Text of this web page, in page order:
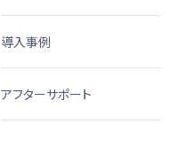
導入事例
アフターサポート